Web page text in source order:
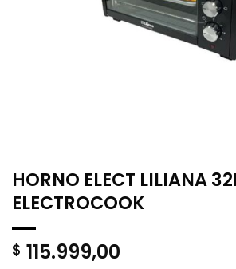
HORNO ELECT LILIANA
ELECTROCOOK
$ 115.999,00